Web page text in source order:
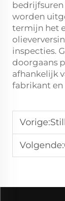
bedrijfsuren
worden
termijn het
inspecties.
doorgaans
afhankelijk
fabrikant
Vorige:Stille
Volgende: